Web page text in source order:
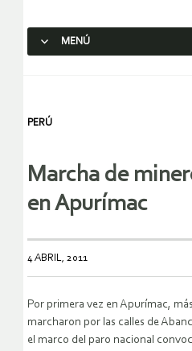
MENÚ
PERÚ
Marcha de
en Apurímac
4 ABRIL, 2011
Por primera vez en Apurímac,
marcharon por las calles de
el marco del paro nacional